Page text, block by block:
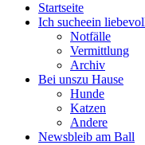
Startseite
Ich sucheein
Notfälle
Vermittlung
Archiv
Bei unszu Hause
Hunde
Katzen
Andere
Newsbleib am Ball